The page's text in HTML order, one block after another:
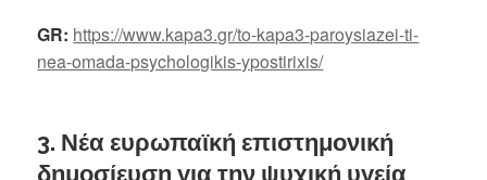
GR: https://www.kapa3.gr/to-kapa3-paroysiazei-ti-
nea-omada-psychologikis-ypostirixis/
3. Νέα ευρωπαϊκή επιστημονική
δημοσίευση για την ψυχική υγεία